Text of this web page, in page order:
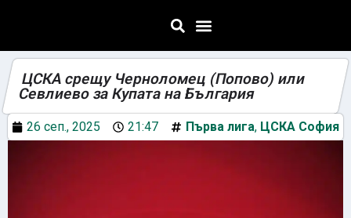
ЦСКА срещу Черноломец (Попово) или
Севлиево за Купата на България
26 сеп., 2025 21:47 Първа лига, ЦСКА София